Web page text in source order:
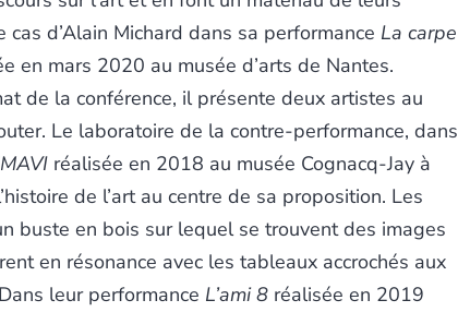
cas d’Alain Michard dans sa performance La carpe
en mars 2020 au musée d’arts de Nantes.
de la conférence, il présente deux artistes au
Le laboratoire de la contre-performance, dans
réalisée en 2018 au musée Cognacq-Jay à
de l’art au centre de sa proposition. Les
buste en bois sur lequel se trouvent des images
en résonance avec les tableaux accrochés aux
leur performance L’ami 8 réalisée en 2019